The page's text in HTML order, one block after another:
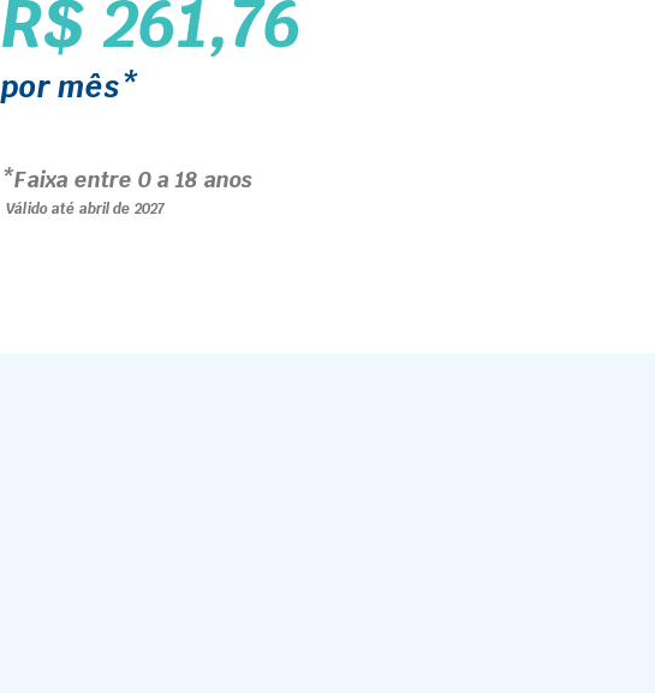
R$ 261,76
por mês*
*Faixa entre 0 a 18 anos
Válido até abril de 2027